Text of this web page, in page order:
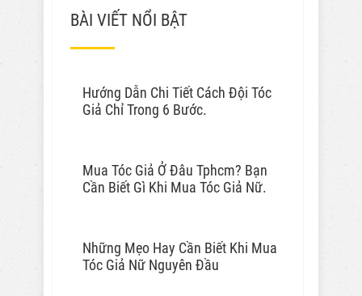
BÀI VIẾT NỔI BẬT
Hướng Dẫn Chi Tiết Cách Đội Tóc
Giả Chỉ Trong 6 Bước.
Mua Tóc Giả Ở Đâu Tphcm? Bạn
Cần Biết Gì Khi Mua Tóc Giả Nữ.
Những Mẹo Hay Cần Biết Khi Mua
Tóc Giả Nữ Nguyên Đầu